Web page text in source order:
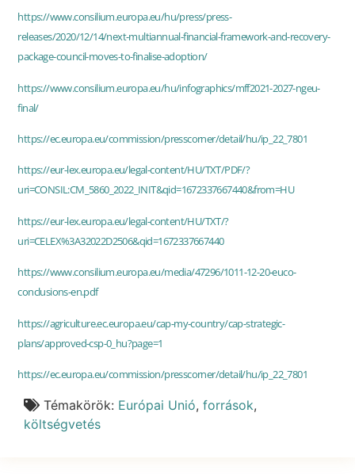
https://www.consilium.europa.eu/hu/press/press-
releases/2020/12/14/next-multiannual-financial-framework-and-recovery-
package-council-moves-to-finalise-adoption/
https://www.consilium.europa.eu/hu/infographics/mff2021-2027-ngeu-
final/
https://ec.europa.eu/commission/presscorner/detail/hu/ip_22_7801
https://eur-lex.europa.eu/legal-content/HU/TXT/PDF/?
uri=CONSIL:CM_5860_2022_INIT&qid=1672337667440&from=HU
https://eur-lex.europa.eu/legal-content/HU/TXT/?
uri=CELEX%3A32022D2506&qid=1672337667440
https://www.consilium.europa.eu/media/47296/1011-12-20-euco-
conclusions-en.pdf
https://agriculture.ec.europa.eu/cap-my-country/cap-strategic-
plans/approved-csp-0_hu?page=1
https://ec.europa.eu/commission/presscorner/detail/hu/ip_22_7801
Témakörök: Európai Unió, források,
költségvetés